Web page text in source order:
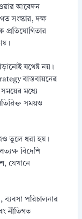
আবেদন
সংস্কার, দক্ষ
প্রতিযোগিতার
যথেষ্ট নয়।
বাস্তবায়নের
মধ্যে
সময়ও
তুলে ধরা হয়।
বিদেশি
যেখানে
ব্যবসা পরিচালনার
নীতিগত